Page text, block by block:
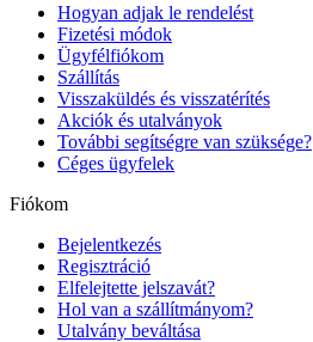
Hogyan adjak le rendelést
Fizetési módok
Ügyfélfiókom
Szállítás
Visszaküldés és visszatérítés
Akciók és utalványok
További segítségre van szüksége?
Céges ügyfelek
Fiókom
Bejelentkezés
Regisztráció
Elfelejtette jelszavát?
Hol van a szállítmányom?
Utalvány beváltása